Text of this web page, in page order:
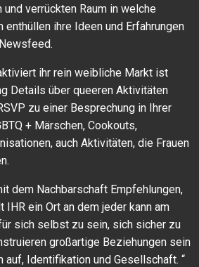
verrückten Raum in welche
enthüllen ihre Ideen und Erfahrungen
ihr rein weibliche Markt ist
Details über queeren Aktivitäten
zu einer Besprechung in Ihrer
+ Märschen, Cookouts,
auch Aktivitäten, die Frauen
dem Nachbarschaft Empfehlungen,
IHR ein Ort an dem jeder kann am
sich selbst zu sein, sich sicher zu
großartige Beziehungen sein
auf, Identifikation und Gesellschaft. “